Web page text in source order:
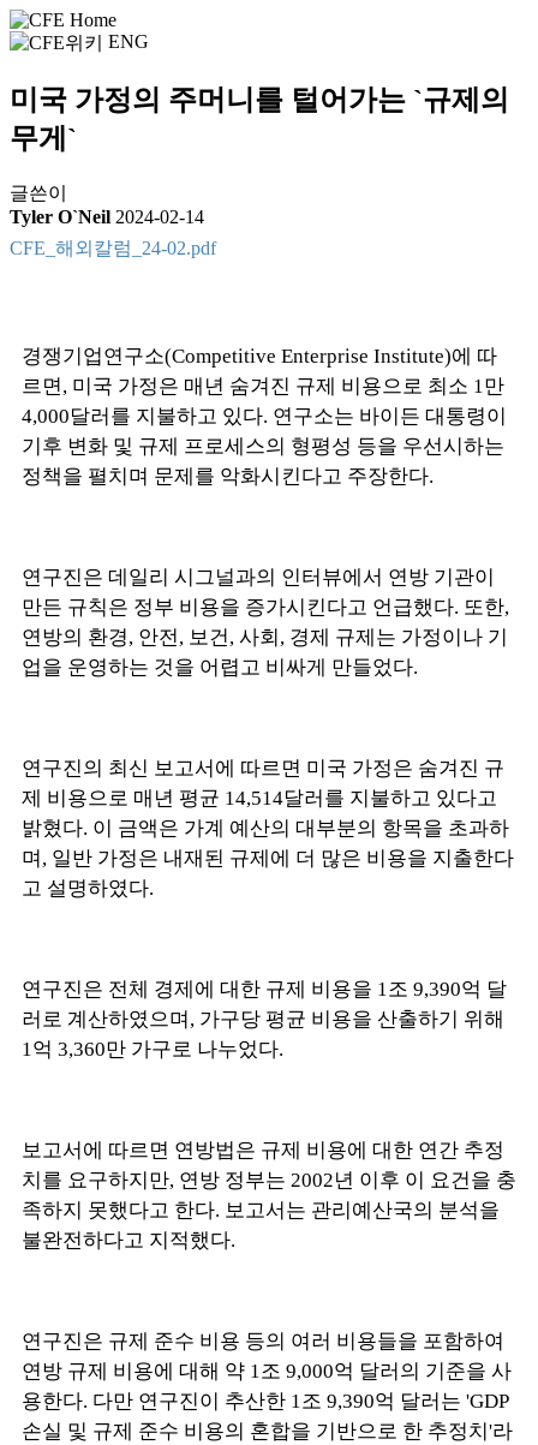
ENG
미국 가정의 주머니를 털어가는 `규제의
무게`
글쓴이
Tyler O`Neil 2024-02-14
CFE_해외칼럼_24-02.pdf
경쟁기업연구소(Competitive Enterprise Institute)에 따
르면, 미국 가정은 매년 숨겨진 규제 비용으로 최소 1만
4,000달러를 지불하고 있다. 연구소는 바이든 대통령이
기후 변화 및 규제 프로세스의 형평성 등을 우선시하는
정책을 펼치며 문제를 악화시킨다고 주장한다.
연구진은 데일리 시그널과의 인터뷰에서 연방 기관이
만든 규칙은 정부 비용을 증가시킨다고 언급했다. 또한,
연방의 환경, 안전, 보건, 사회, 경제 규제는 가정이나 기
업을 운영하는 것을 어렵고 비싸게 만들었다.
연구진의 최신 보고서에 따르면 미국 가정은 숨겨진 규
제 비용으로 매년 평균 14,514달러를 지불하고 있다고
밝혔다. 이 금액은 가계 예산의 대부분의 항목을 초과하
며, 일반 가정은 내재된 규제에 더 많은 비용을 지출한다
고 설명하였다.
연구진은 전체 경제에 대한 규제 비용을 1조 9,390억 달
러로 계산하였으며, 가구당 평균 비용을 산출하기 위해
1억 3,360만 가구로 나누었다.
보고서에 따르면 연방법은 규제 비용에 대한 연간 추정
치를 요구하지만, 연방 정부는 2002년 이후 이 요건을 충
족하지 못했다고 한다. 보고서는 관리예산국의 분석을
불완전하다고 지적했다.
연구진은 규제 준수 비용 등의 여러 비용들을 포함하여
연방 규제 비용에 대해 약 1조 9,000억 달러의 기준을 사
용한다. 다만 연구진이 추산한 1조 9,390억 달러는 'GDP
손실 및 규제 준수 비용의 혼합을 기반으로 한 추정치'라